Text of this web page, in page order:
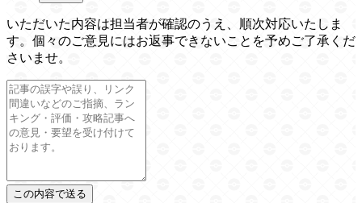
いただいた内容は担当者が確認のうえ、順次対応いたしま
す。個々のご意見にはお返事できないことを予めご了承くだ
さいませ。